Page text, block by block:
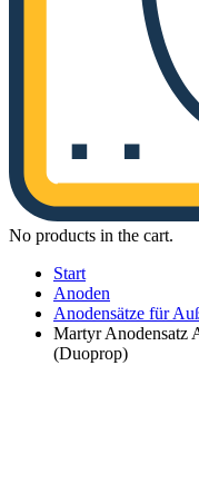
No products in the cart.
Start
Anoden
Anodensätze für
Martyr Anodensatz
(Duoprop)